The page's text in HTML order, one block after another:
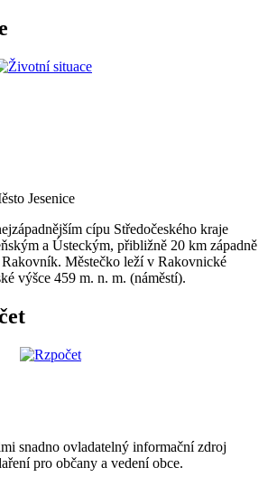
cípu Středočeského kraje
a Ústeckým, přibližně 20 km západně
Městečko leží v Rakovnické
výšce 459 m. n. m. (náměstí).
snadno ovladatelný informační zdroj
pro občany a vedení obce.